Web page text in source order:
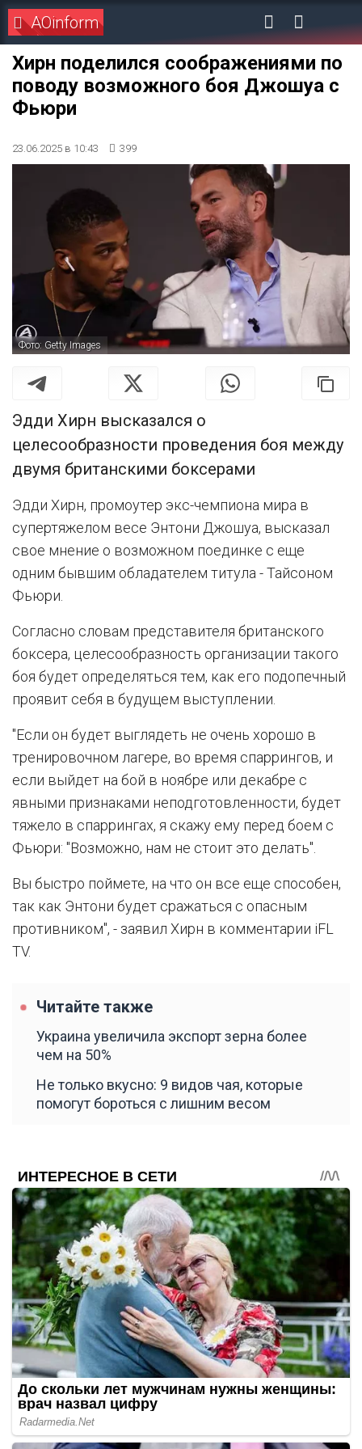
AOinform
Хирн поделился соображениями по
поводу возможного боя Джошуа с
Фьюри
23.06.2025 в 10:43 399
Фото: Getty Images
Эдди Хирн высказался о
целесообразности проведения боя между
двумя британскими боксерами
Эдди Хирн, промоутер экс-чемпиона мира в
супертяжелом весе Энтони Джошуа, высказал
свое мнение о возможном поединке с еще
одним бывшим обладателем титула - Тайсоном
Фьюри.
Согласно словам представителя британского
боксера, целесообразность организации такого
боя будет определяться тем, как его подопечный
проявит себя в будущем выступлении.
"Если он будет выглядеть не очень хорошо в
тренировочном лагере, во время спаррингов, и
если выйдет на бой в ноябре или декабре с
явными признаками неподготовленности, будет
тяжело в спаррингах, я скажу ему перед боем с
Фьюри: "Возможно, нам не стоит это делать".
Вы быстро поймете, на что он все еще способен,
так как Энтони будет сражаться с опасным
противником", - заявил Хирн в комментарии iFL
TV.
Читайте также
Украина увеличила экспорт зерна более
чем на 50%
Не только вкусно: 9 видов чая, которые
помогут бороться с лишним весом